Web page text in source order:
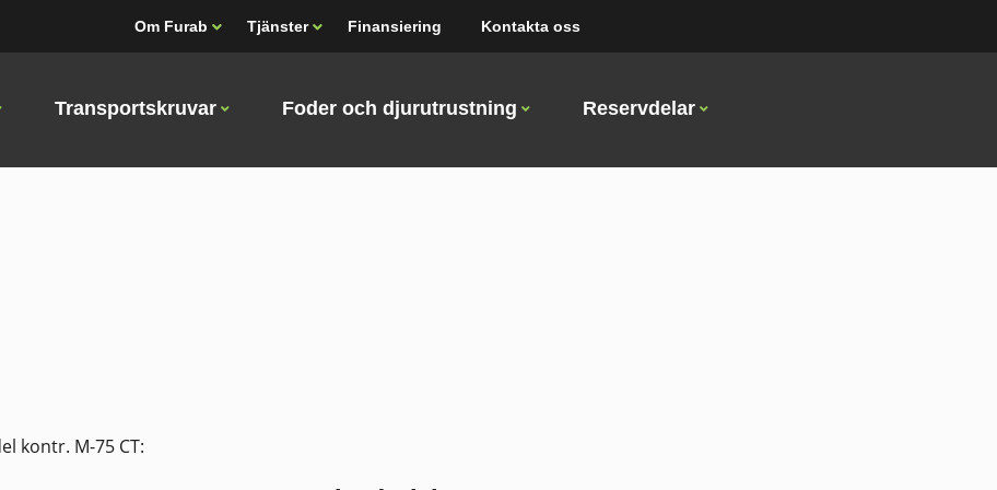
Om Furab Tjänster Finansiering Kontakta oss
Transportskruvar Foder och djurutrustning Reservdelar
kontr. M-75 CT: